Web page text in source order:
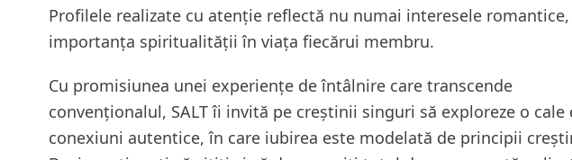
Profilele realizate cu atenție reflectă nu numai interesele
importanța spiritualității în viața fiecărui membru.
Cu promisiunea unei experiențe de întâlnire care transcende
convenționalul, SALT îi invită pe creștinii singuri să exploreze o cale
conexiuni autentice, în care iubirea este modelată de principii